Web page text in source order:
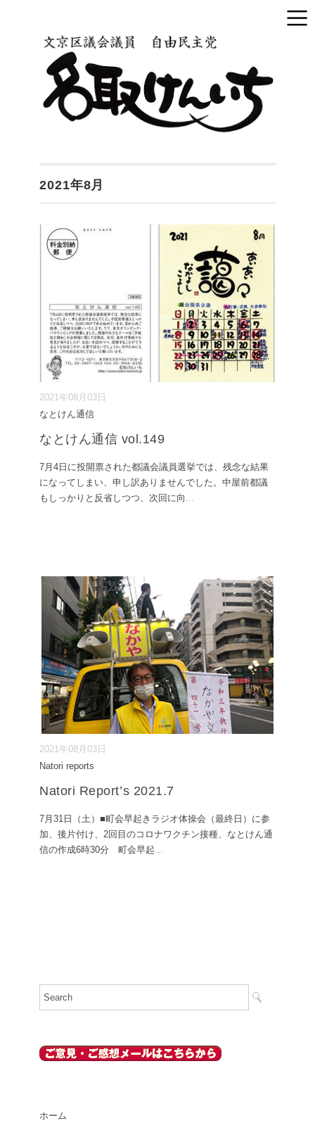
2021年8月
2021年08月03日
なとけん通信
なとけん通信 vol.149
7月4日に投開票された都議会議員選挙では、残念な結果
になってしまい、申し訳ありませんでした。中屋前都議
もしっかりと反省しつつ、次回に向
2021年08月03日
Natori reports
Natori Report’s 2021.7
7月31日（土）■町会早起きラジオ体操会（最終日）に参
加、後片付け、2回目のコロナワクチン接種、なとけん通
信の作成6時30分 町会早起
ホーム